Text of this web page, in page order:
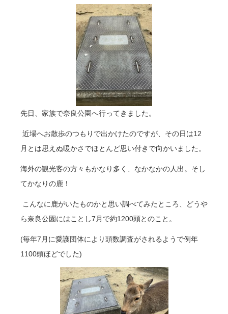
先日、家族で奈良公園へ行ってきました。
近場へお散歩のつもりで出かけたのですが、その日は12
月とは思えぬ暖かさでほとんど思い付きで向かいました。
海外の観光客の方々もかなり多く、なかなかの人出。そし
てかなりの鹿！
こんなに鹿がいたものかと思い調べてみたところ、どうや
ら奈良公園にはことし7月で約1200頭とのこと。
(毎年7月に愛護団体により頭数調査がされるようで例年
1100頭ほどでした)